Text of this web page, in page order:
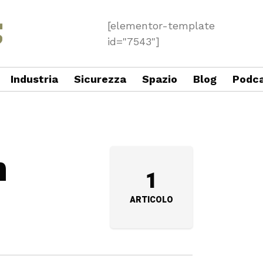
[elementor-template
id="7543"]
Industria Sicurezza Spazio Blog
1
ARTICOLO